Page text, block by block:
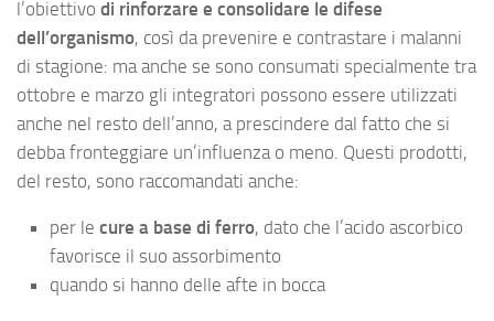
l’obiettivo di rinforzare e consolidare le difese
dell’organismo, così da prevenire e contrastare i malanni
di stagione: ma anche se sono consumati specialmente tra
ottobre e marzo gli integratori possono essere utilizzati
anche nel resto dell’anno, a prescindere dal fatto che si
debba fronteggiare un’influenza o meno. Questi prodotti,
del resto, sono raccomandati anche:
per le cure a base di ferro, dato che l’acido ascorbico
favorisce il suo assorbimento
quando si hanno delle afte in bocca